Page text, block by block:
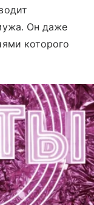
Он даже
которого